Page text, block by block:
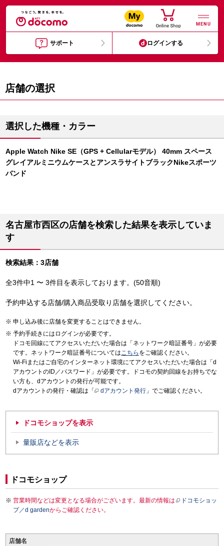
MENU
サポート ログインする
店舗の選択
選択した機種・カラー
Apple Watch Nike SE（GPS + Cellularモデル） 40mm スペース
グレイアルミニウムケースとアンスラサイトブラックNikeスポーツ
バンド
名古屋市西区の店舗を検索した結果を表示していま
す
検索結果：3店舗
全3件中1 〜 3件目を表示しております。(50音順)
予約申込する店舗/購入商品受取り店舗を選択してください。
申し込み後に店舗を変更することはできません。
予約手続きにはログインが必要です。
ドコモ回線にてアクセスいただいた場合は「ネットワーク暗証番号」が必要
です。ネットワーク暗証番号についてはこちら をご確認ください。
Wi-Fiまたはご自宅のインターネット環境にてアクセスいただいた場合は「d
アカウントのID／パスワード」が必要です。ドコモの契約回線をお持ちでな
い方も、dアカウントの発行が可能です。
dアカウントの発行・確認は「
dアカウント発行 」でご確認ください。
ドコモショップを表示
量販店などを表示
ドコモショップ
営業時間などは変更となる場合がございます。最新の情報は
ドコモショッ
プ／d gardenからご確認ください。
店舗名